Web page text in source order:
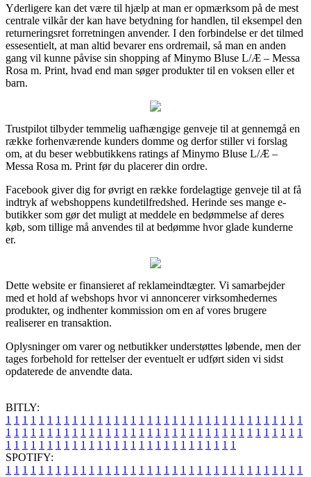
Yderligere kan det være til hjælp at man er opmærksom på de mest
centrale vilkår der kan have betydning for handlen, til eksempel den
returneringsret forretningen anvender. I den forbindelse er det tilmed
essesentielt, at man altid bevarer ens ordremail, så man en anden
gang vil kunne påvise sin shopping af Minymo Bluse L/Æ – Messa
Rosa m. Print, hvad end man søger produkter til en voksen eller et
barn.
Trustpilot tilbyder temmelig uafhængige genveje til at gennemgå en
række forhenværende kunders domme og derfor stiller vi forslag
om, at du beser webbutikkens ratings af Minymo Bluse L/Æ –
Messa Rosa m. Print før du placerer din ordre.
Facebook giver dig for øvrigt en række fordelagtige genveje til at få
indtryk af webshoppens kundetilfredshed. Herinde ses mange e-
butikker som gør det muligt at meddele en bedømmelse af deres
køb, som tillige må anvendes til at bedømme hvor glade kunderne
er.
Dette website er finansieret af reklameindtægter. Vi samarbejder
med et hold af webshops hvor vi annoncerer virksomhedernes
produkter, og indhenter kommission om en af vores brugere
realiserer en transaktion.
Oplysninger om varer og netbutikker understøttes løbende, men der
tages forbehold for rettelser der eventuelt er udført siden vi sidst
opdaterede de anvendte data.
BITLY:
1 1 1 1 1 1 1 1 1 1 1 1 1 1 1 1 1 1 1 1 1 1 1 1 1 1 1 1 1 1 1 1 1 1 1 1
1 1 1 1 1 1 1 1 1 1 1 1 1 1 1 1 1 1 1 1 1 1 1 1 1 1 1 1 1 1 1 1 1 1 1 1
1 1 1 1 1 1 1 1 1 1 1 1 1 1 1 1 1 1 1 1 1 1 1 1 1 1 1 1
SPOTIFY:
1 1 1 1 1 1 1 1 1 1 1 1 1 1 1 1 1 1 1 1 1 1 1 1 1 1 1 1 1 1 1 1 1 1 1 1